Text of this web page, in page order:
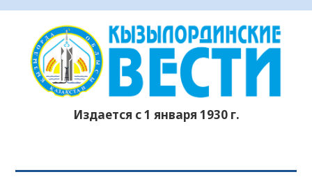
Издается с 1 января 1930 г.